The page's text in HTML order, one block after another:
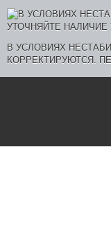
В УСЛОВИЯХ
КОРРЕКТИРУЮТСЯ.